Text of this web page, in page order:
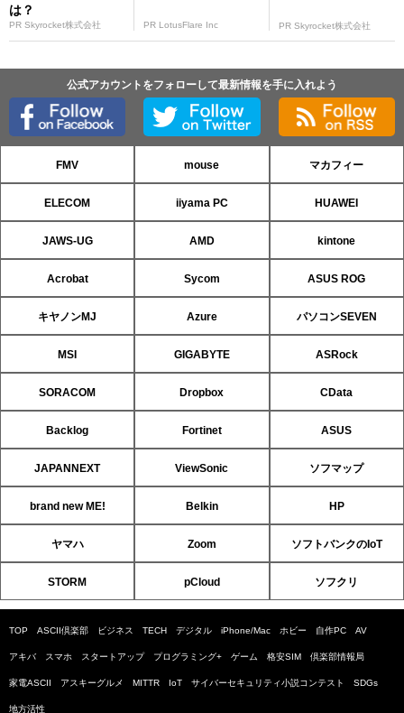
は？
PR Skyrocket株式会社 PR LotusFlare Inc PR Skyrocket株式会社
公式アカウントをフォローして最新情報を手に入れよう
FMV mouse マカフィー
ELECOM iiyama PC HUAWEI
JAWS-UG AMD kintone
Acrobat Sycom ASUS ROG
キヤノンMJ Azure パソコンSEVEN
MSI GIGABYTE ASRock
SORACOM Dropbox CData
Backlog Fortinet ASUS
JAPANNEXT ViewSonic ソフマップ
brand new ME! Belkin HP
ヤマハ Zoom ソフトバンクのIoT
STORM pCloud ソフクリ
TOP ASCII倶楽部 ビジネス TECH デジタル iPhone/Mac ホビー 自作PC AV
アキバ スマホ スタートアップ プログラミング+ ゲーム 格安SIM 倶楽部情報局
家電ASCII アスキーグルメ MITTR IoT サイバーセキュリティ小説コンテスト SDGs
地方活性